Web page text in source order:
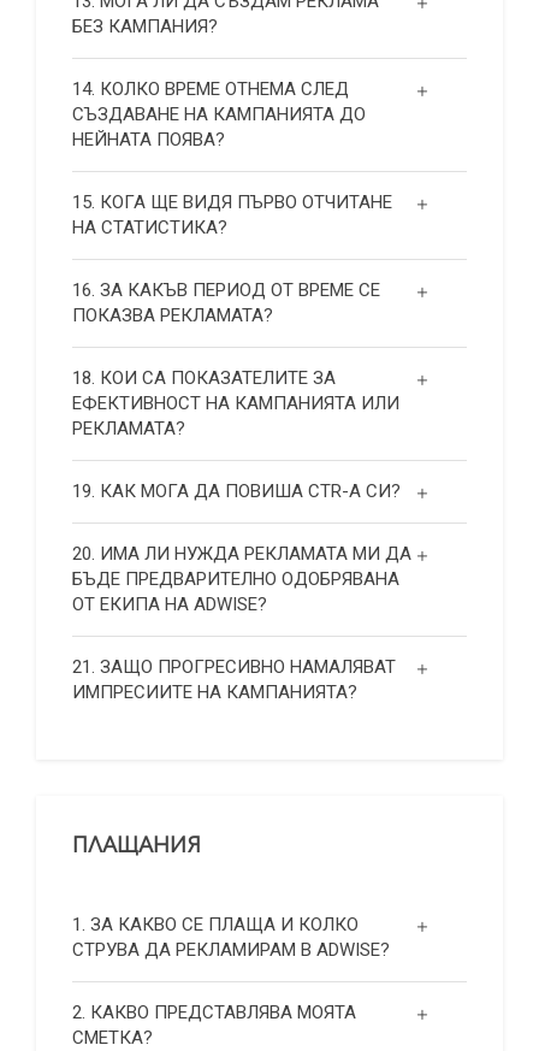
БЕЗ КАМПАНИЯ?
14. КОЛКО ВРЕМЕ ОТНЕМА СЛЕД
СЪЗДАВАНЕ НА КАМПАНИЯТА ДО
НЕЙНАТА ПОЯВА?
15. КОГА ЩЕ ВИДЯ ПЪРВО ОТЧИТАНЕ
НА СТАТИСТИКА?
16. ЗА КАКЪВ ПЕРИОД ОТ ВРЕМЕ СЕ
ПОКАЗВА РЕКЛАМАТА?
18. КОИ СА ПОКАЗАТЕЛИТЕ ЗА
ЕФЕКТИВНОСТ НА КАМПАНИЯТА ИЛИ
РЕКЛАМАТА?
19. КАК МОГА ДА ПОВИША СТR-А СИ?
20. ИМА ЛИ НУЖДА РЕКЛАМАТА МИ ДА
БЪДЕ ПРЕДВАРИТЕЛНО ОДОБРЯВАНА
ОТ ЕКИПА НА ADWISE?
21. ЗАЩО ПРОГРЕСИВНО НАМАЛЯВАТ
ИМПРЕСИИТЕ НА КАМПАНИЯТА?
ПЛАЩАНИЯ
1. ЗА КАКВО СЕ ПЛАЩА И КОЛКО
СТРУВА ДА РЕКЛАМИРАМ В ADWISE?
2. КАКВО ПРЕДСТАВЛЯВА МОЯТА
СМЕТКА?